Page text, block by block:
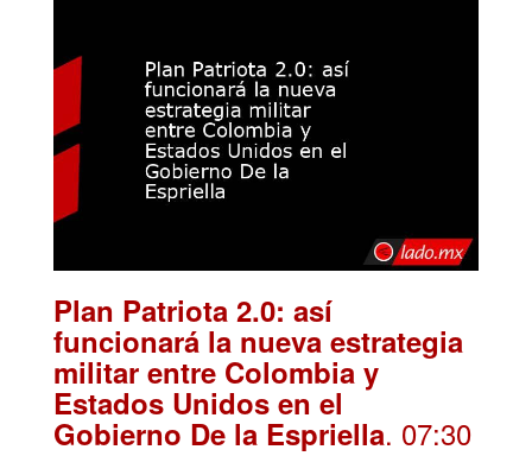
Plan Patriota 2.0: así
funcionará la nueva estrategia
militar entre Colombia y
Estados Unidos en el
Gobierno De la Espriella. 07:30